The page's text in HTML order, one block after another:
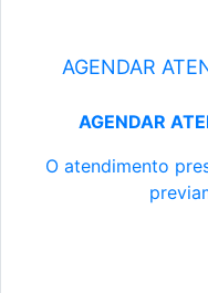
AGENDAR
AGENDAR
O atendimento